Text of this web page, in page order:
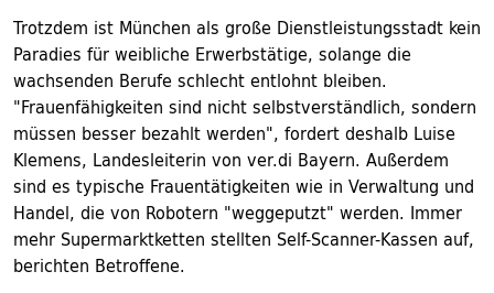
Trotzdem ist München als große Dienstleistungsstadt kein
Paradies für weibliche Erwerbstätige, solange die
wachsenden Berufe schlecht entlohnt bleiben.
"Frauenfähigkeiten sind nicht selbstverständlich, sondern
müssen besser bezahlt werden", fordert deshalb Luise
Klemens, Landesleiterin von ver.di Bayern. Außerdem
sind es typische Frauentätigkeiten wie in Verwaltung und
Handel, die von Robotern "weggeputzt" werden. Immer
mehr Supermarktketten stellten Self-Scanner-Kassen auf,
berichten Betroffene.